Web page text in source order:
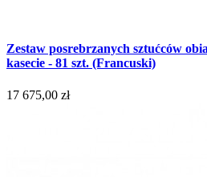
Zestaw posrebrzanych sztućców
kasecie - 81 szt. (Francuski)
17 675,00 zł